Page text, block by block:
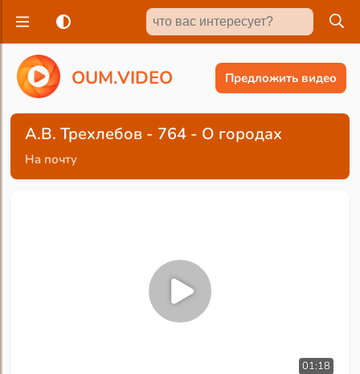
OUM.VIDEO Предложить видео
А.В. Трехлебов - 764 - О городах
На почту
01:18